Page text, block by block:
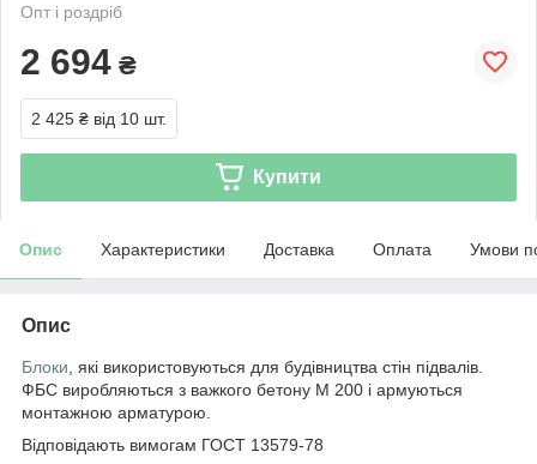
Опт і роздріб
2 694 ₴
2 425 ₴ від 10 шт.
Купити
Опис Характеристики Доставка Оплата Умови
Опис
Блоки , які використовуються для будівництва стін підвалів.
ФБС виробляються з важкого бетону М 200 і армуються
монтажною арматурою.
Відповідають вимогам ГОСТ 13579-78